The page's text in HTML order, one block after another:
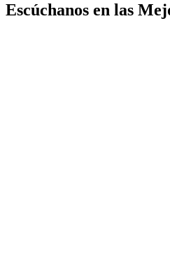
Escúchanos en las